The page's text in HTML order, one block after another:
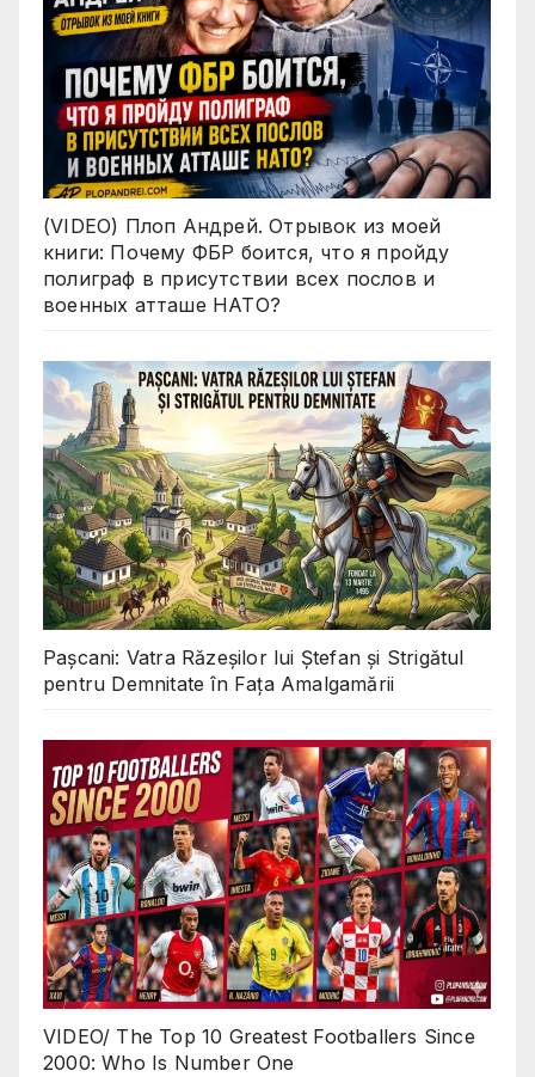
(VIDEO) Плоп Андрей. Отрывок из моей
книги: Почему ФБР боится, что я пройду
полиграф в присутствии всех послов и
военных атташе НАТО?
Pașcani: Vatra Răzeșilor lui Ștefan și Strigătul
pentru Demnitate în Fața Amalgamării
VIDEO/ The Top 10 Greatest Footballers Since
2000: Who Is Number One